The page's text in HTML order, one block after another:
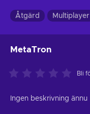
Åtgärd Multiplayer
MetaTron
Bli
Ingen beskrivning ännu